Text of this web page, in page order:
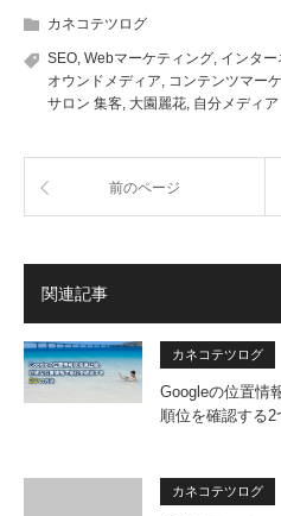
カネコテツログ
SEO, Webマーケティング, インタ
オウンドメディア, コンテンツマー
サロン 集客, 大園麗花, 自分メディア
前のページ
関連記事
カネコテツログ
Googleの位置情
順位を確認する2
カネコテツログ